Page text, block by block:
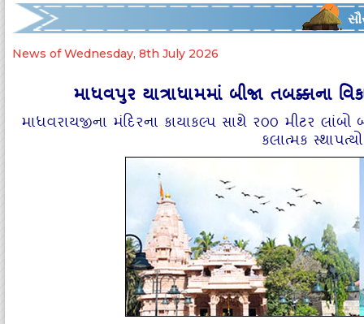
News of Wednesday, 8th July 2026
માધવપુર યાત્રાધામમાં બીજા તબક્કાના
માધવરાયજીના મંદિરના કાયાકલ્‍પ સાથે ર૦૦ મીટર લાંબો
કલાત્‍મક